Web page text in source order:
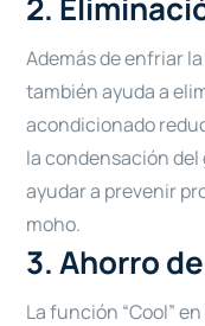
Además de enfriar
también ayuda a
acondicionado
la condensación
ayudar a prevenir
moho.
3. Ahorro
La función “Cool”